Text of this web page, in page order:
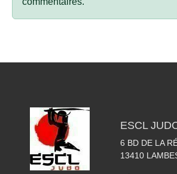
ESCL
6 BD DE LA
13410